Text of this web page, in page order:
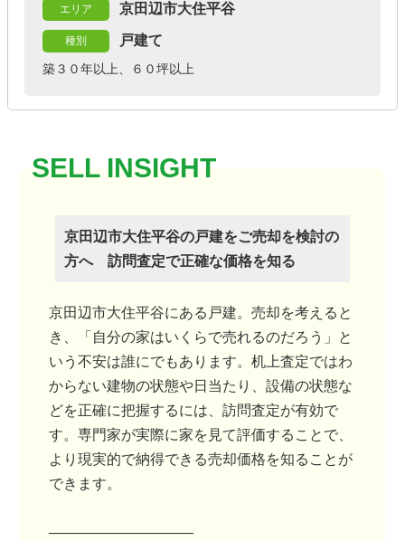
エリア 京田辺市大住平谷
種別 戸建て
築３０年以上、６０坪以上
京田辺市大住平谷の戸建をご売却を検討の
方へ 訪問査定で正確な価格を知る
京田辺市大住平谷にある戸建。売却を考えると
き、「自分の家はいくらで売れるのだろう」と
いう不安は誰にでもあります。机上査定ではわ
からない建物の状態や日当たり、設備の状態な
どを正確に把握するには、訪問査定が有効で
す。専門家が実際に家を見て評価することで、
より現実的で納得できる売却価格を知ることが
できます。
――――――――――